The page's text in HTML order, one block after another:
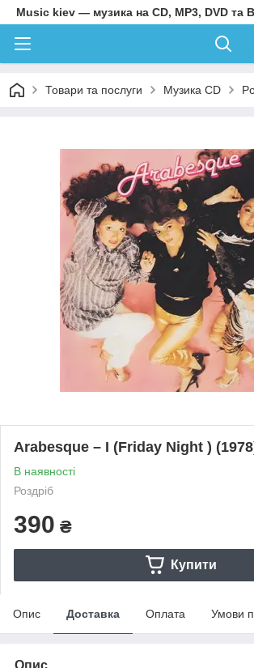
Music kiev — музика на CD, MP3, DVD та
Товари та послуги Музика CD
Arabesque – I (Friday Night )
В наявності
Роздріб
390 ₴
Купити
Опис Доставка Оплата Умови
Опис